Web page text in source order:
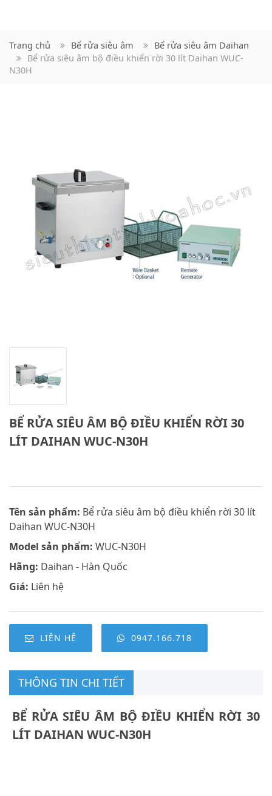
Trang chủ Bể rửa siêu âm
Bể rửa siêu âm Daihan
Bể rửa siêu âm bộ điều khiển rời 30 lít Daihan WUC-
N30H
BỂ RỬA SIÊU ÂM BỘ ĐIỀU KHIỂN RỜI 30
LÍT DAIHAN WUC-N30H
Tên sản phẩm: Bể rửa siêu âm bộ điều khiển rời 30 lít
Daihan WUC-N30H
Model sản phẩm: WUC-N30H
Hãng: Daihan - Hàn Quốc
Giá: Liên hệ
LIÊN HỆ 0947.166.718
THÔNG TIN CHI TIẾT
BỂ RỬA SIÊU ÂM BỘ ĐIỀU KHIỂN RỜI 30
LÍT DAIHAN WUC-N30H